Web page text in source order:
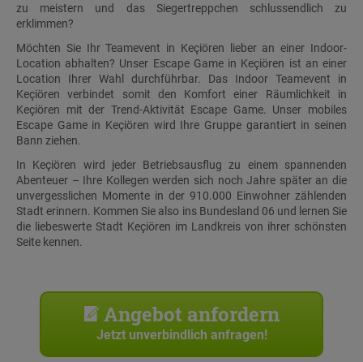
zu meistern und das Siegertreppchen schlussendlich zu
erklimmen?
Möchten Sie Ihr Teamevent in Keçiören lieber an einer Indoor-
Location abhalten? Unser Escape Game in Keçiören ist an einer
Location Ihrer Wahl durchführbar. Das Indoor Teamevent in
Keçiören verbindet somit den Komfort einer Räumlichkeit in
Keçiören mit der Trend-Aktivität Escape Game. Unser mobiles
Escape Game in Keçiören wird Ihre Gruppe garantiert in seinen
Bann ziehen.
In Keçiören wird jeder Betriebsausflug zu einem spannenden
Abenteuer – Ihre Kollegen werden sich noch Jahre später an die
unvergesslichen Momente in der 910.000 Einwohner zählenden
Stadt erinnern. Kommen Sie also ins Bundesland 06 und lernen Sie
die liebeswerte Stadt Keçiören im Landkreis von ihrer schönsten
Seite kennen.
Angebot anfordern
Jetzt unverbindlich anfragen!